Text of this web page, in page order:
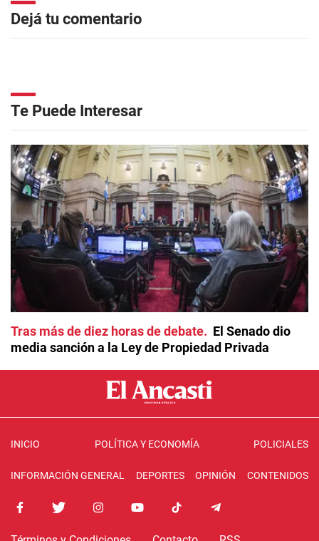
Dejá tu comentario
Te Puede Interesar
Tras más de diez horas de debate
El Senado dio
media sanción a la Ley de Propiedad Privada
INICIO POLÍTICA Y ECONOMÍA POLICIALES
INFORMACIÓN GENERAL DEPORTES OPINIÓN CONTENIDOS